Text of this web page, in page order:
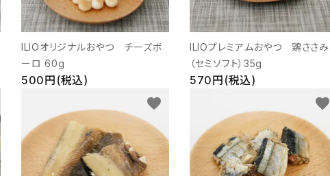
ILIOオリジナルおやつ チーズボ
ーロ 60g
500円(税込)
ILIOプレミアムおやつ 鶏ささみ
（セミソフト）35g
570円(税込)
favorite favorite